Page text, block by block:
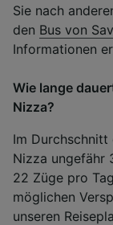
Sie nach
den Bus von
Informationen
Wie lange
Nizza?
Im
Nizza ungefähr
22 Züge pro
möglichen
unseren